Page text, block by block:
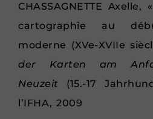
CHASSAGNETTE
cartographie au
moderne (XVe-XVIIe
der Karten am
Neuzeit (15.-17
l’IFHA, 2009